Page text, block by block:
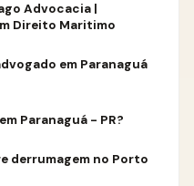
Advocacia |
Direito Maritimo
em Paranaguá
Paranaguá - PR?
derrumagem no Porto